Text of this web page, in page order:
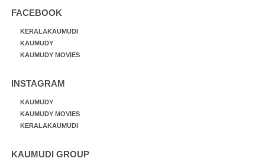
FACEBOOK
KERALAKAUMUDI
KAUMUDY
KAUMUDY MOVIES
INSTAGRAM
KAUMUDY
KAUMUDY MOVIES
KERALAKAUMUDI
KAUMUDI GROUP